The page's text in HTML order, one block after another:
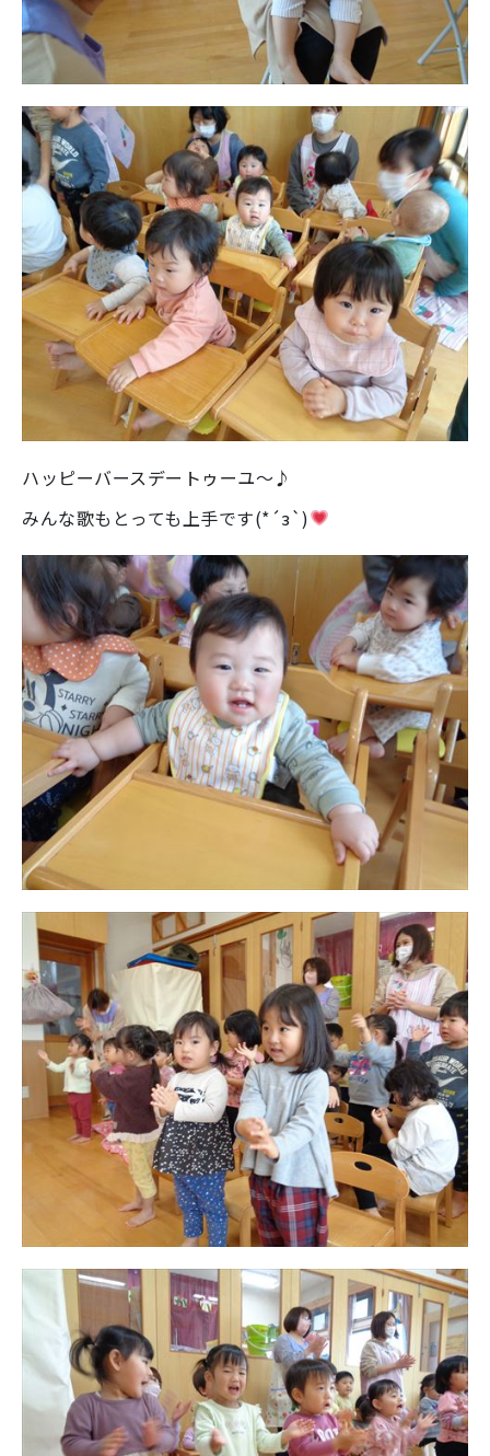
ハッピーバースデートゥーユ～♪
みんな歌もとっても上手です(*´з`)